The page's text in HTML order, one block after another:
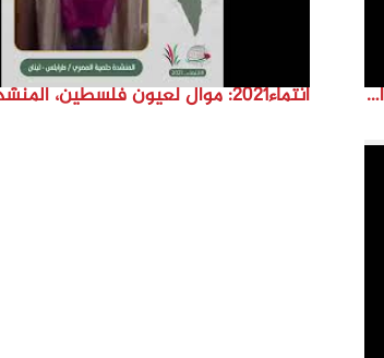
انتماء2021: موال لعيون فلسطين، الزجال أكرم أبو الهيجا، الاردن